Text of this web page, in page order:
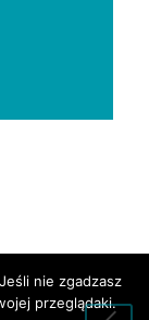
nie zgadzasz
przeglądaki.